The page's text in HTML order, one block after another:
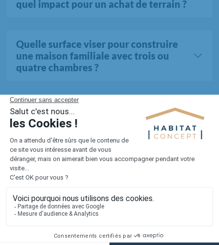
quel impact pour un achat de terrain ?
Quelle surface viser pour construire
une maison familiale avec trois ou
quatre chambres ?
Tous les terrains dans la Seine-Et-Marne (108 au
total)
1er constructeur régional de maisons individuelles dans la moitié